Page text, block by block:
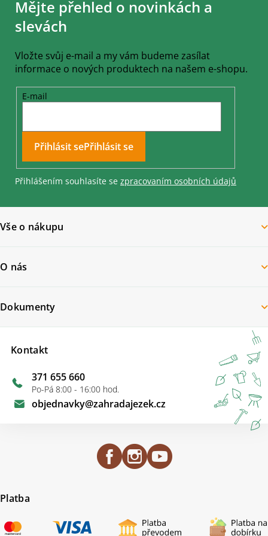
Mějte přehled o novinkách a
slevách
Vložte svůj e-mail a my vám budeme zasílat
informace o nových produktech na našem e-shopu.
E-mail
Přihlásit se
Přihlášením souhlasíte se zpracovaním osobních údajů
Vše o nákupu
O nás
Kontakt
objednavky@zahradajezek.cz
371 655 660
Po-Pá 8:00 - 16:00 hod.
Dokumenty
Platba